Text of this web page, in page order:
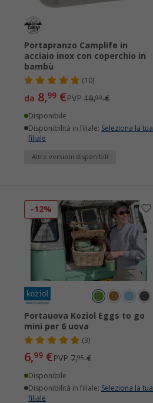
Portapranzo Camplife in
acciaio inox con coperchio in
bambù
(10)
da 8,99€PVP19,99€
Disponibile
Disponibilità in filiale: Seleziona la tua
filiale
Altre versioni disponibili
-12%
Portauova Koziol Eggs to go
mini per 6 uova
(3)
6,99€PVP7,95€
Disponibile
Disponibilità in filiale: Seleziona la tua
filiale